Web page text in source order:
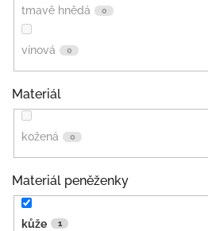
tmavě hnědá 0
vínová 0
Materiál
kožená 0
Materiál peněženky
kůže 1